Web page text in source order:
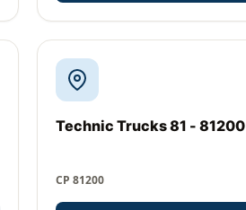
Technic Trucks 81 - 81200
CP 81200